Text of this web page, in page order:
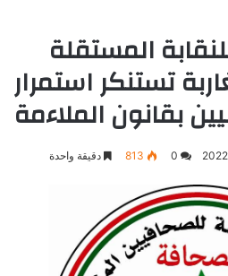
المستقلة
تستنكر استمرار
بقانون الملاءمة
0
813 دقيقة واحدة